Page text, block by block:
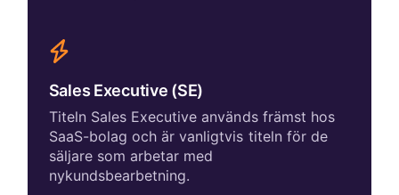
Sales Executive (SE)
Titeln Sales Executive används främst hos
SaaS-bolag och är vanligtvis titeln för de
säljare som arbetar med
nykundsbearbetning.